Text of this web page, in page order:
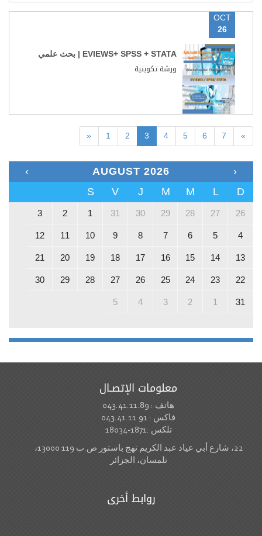
OCT
26
EVIEWS+ SPSS + STATA | بحث علمي
ورشة تكوينية
« 1 2 3 4 5 6 7 »
‹
AUGUST 2026
›
D
L
M
M
J
V
S
26
27
28
29
30
31
1
2
3
4
5
6
7
8
9
10
11
12
13
14
15
16
17
18
19
20
21
22
23
24
25
26
27
28
29
30
31
1
2
3
4
5
معلومات الإتصـال
هاتف : 043.41.11.89
فاكس : 043.41.11.91
تلكس :1871-18034
22، شارع أبي عياد عبد الكريم نهج باستور ص.ب 119 13000،
تلمسان، الجزائر
روابط أخرى